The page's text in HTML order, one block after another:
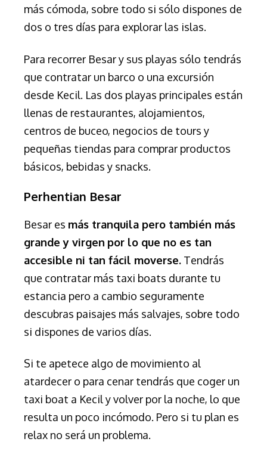
más cómoda, sobre todo si sólo dispones de
dos o tres días para explorar las islas.
Para recorrer Besar y sus playas sólo tendrás
que contratar un barco o una excursión
desde Kecil. Las dos playas principales están
llenas de restaurantes, alojamientos,
centros de buceo, negocios de tours y
pequeñas tiendas para comprar productos
básicos, bebidas y snacks.
Perhentian Besar
Besar es más tranquila pero también más
grande y virgen por lo que no es tan
accesible ni tan fácil moverse. Tendrás
que contratar más taxi boats durante tu
estancia pero a cambio seguramente
descubras paisajes más salvajes, sobre todo
si dispones de varios días.
Si te apetece algo de movimiento al
atardecer o para cenar tendrás que coger un
taxi boat a Kecil y volver por la noche, lo que
resulta un poco incómodo. Pero si tu plan es
relax no será un problema.